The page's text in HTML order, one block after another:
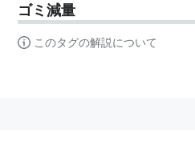
ゴミ減量
このタグの解説について